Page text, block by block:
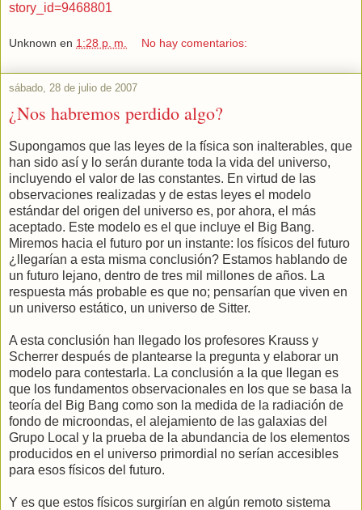
story_id=9468801
Unknown en 1:28 p. m. No hay comentarios:
sábado, 28 de julio de 2007
¿Nos habremos perdido algo?
Supongamos que las leyes de la física son inalterables, que
han sido así y lo serán durante toda la vida del universo,
incluyendo el valor de las constantes. En virtud de las
observaciones realizadas y de estas leyes el modelo
estándar del origen del universo es, por ahora, el más
aceptado. Este modelo es el que incluye el Big Bang.
Miremos hacia el futuro por un instante: los físicos del futuro
¿llegarían a esta misma conclusión? Estamos hablando de
un futuro lejano, dentro de tres mil millones de años. La
respuesta más probable es que no; pensarían que viven en
un universo estático, un universo de Sitter.
A esta conclusión han llegado los profesores Krauss y
Scherrer después de plantearse la pregunta y elaborar un
modelo para contestarla. La conclusión a la que llegan es
que los fundamentos observacionales en los que se basa la
teoría del Big Bang como son la medida de la radiación de
fondo de microondas, el alejamiento de las galaxias del
Grupo Local y la prueba de la abundancia de los elementos
producidos en el universo primordial no serían accesibles
para esos físicos del futuro.
Y es que estos físicos surgirían en algún remoto sistema